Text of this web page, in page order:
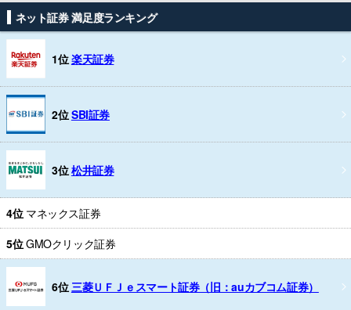
ネット証券 満足度ランキング
1位楽天証券
2位SBI証券
3位松井証券
4位 マネックス証券
5位GMOクリック証券
6位 三菱ＵＦＪｅスマート証券（旧：auカブコム証券）